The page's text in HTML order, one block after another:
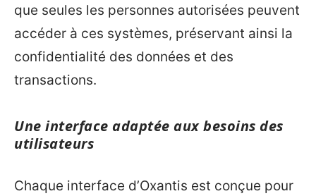
que seules les personnes autorisées peuvent
accéder à ces systèmes, préservant ainsi la
confidentialité des données et des
transactions.
Une interface adaptée aux besoins des
utilisateurs
Chaque interface d’Oxantis est conçue pour